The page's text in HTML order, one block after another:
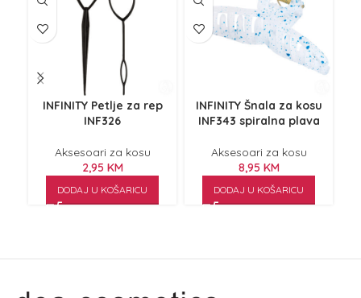
INFINITY Petlje za rep
INF326
Aksesoari za kosu
2,95 KM
DODAJ U KOŠARICU
INFINITY Šnala za kosu
INF343 spiralna plava
Aksesoari za kosu
8,95 KM
DODAJ U KOŠARICU